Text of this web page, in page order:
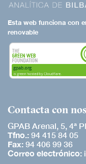
Esta web funciona con
renovable
Contacta con
GPAB Arenal, 5, 4ª
Tfno.: 94 415 84 05
Fax: 94 406 99 36
Correo electrónico: